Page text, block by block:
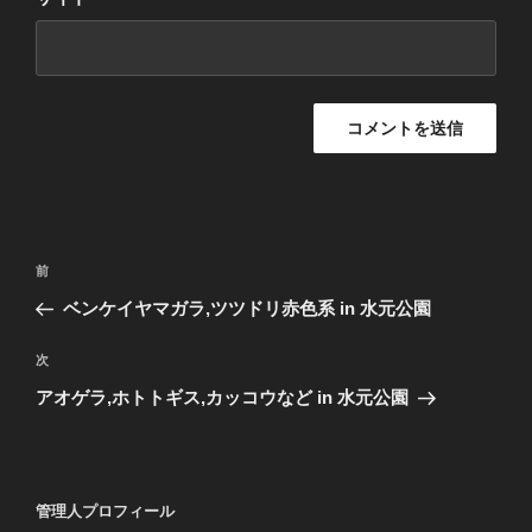
投
ナ
ビ
ゲ
ン
前
の
稿
前
ベンケイヤマガラ,ツツドリ赤色系 in 水元公園
次
の
次
アオゲラ,ホトトギス,カッコウなど in 水元公園
管理人プロフィール